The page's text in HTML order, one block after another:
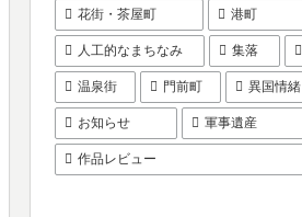
花街・茶屋町 港町
人工的なまちなみ 集落
温泉街 門前町 異国情緒
お知らせ 軍事遺産
作品レビュー